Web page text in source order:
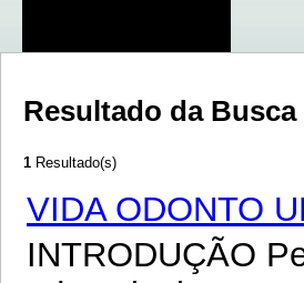
Resultado da
1 Resultado(s)
VIDA ODONTO
INTRODUÇÃO